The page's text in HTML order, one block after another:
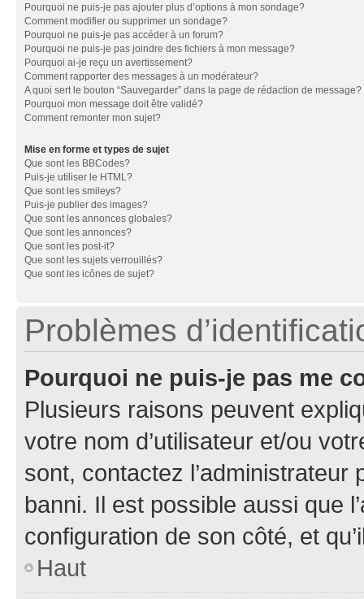
Pourquoi ne puis-je pas ajouter plus d’options à mon sondage?
Comment modifier ou supprimer un sondage?
Pourquoi ne puis-je pas accéder à un forum?
Pourquoi ne puis-je pas joindre des fichiers à mon message?
Pourquoi ai-je reçu un avertissement?
Comment rapporter des messages à un modérateur?
A quoi sert le bouton “Sauvegarder” dans la page de rédaction de message?
Pourquoi mon message doit être validé?
Comment remonter mon sujet?
Mise en forme et types de sujet
Que sont les BBCodes?
Puis-je utiliser le HTML?
Que sont les smileys?
Puis-je publier des images?
Que sont les annonces globales?
Que sont les annonces?
Que sont les post-it?
Que sont les sujets verrouillés?
Que sont les icônes de sujet?
Problèmes
Pourquoi ne puis-je pas me
Plusieurs raisons peuvent
votre nom d’utilisateur et/ou
sont, contactez l’administrateur
banni. Il est possible aussi que
configuration de son côté, et
Haut